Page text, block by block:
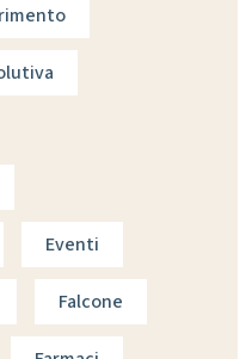
Eventi
Falcone